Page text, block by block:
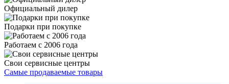
Официальный дилер
Подарки при покупке
Работаем с 2006 года
Свои сервисные центры
Самые продаваемые товары